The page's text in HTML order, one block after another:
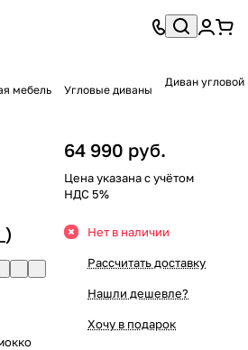
мебель Угловые диваны
Диван
64 990 руб.
Цена указана с учётом
НДС 5%
Нет в наличии
Рассчитать доставку
Нашли дешевле?
Хочу в подарок